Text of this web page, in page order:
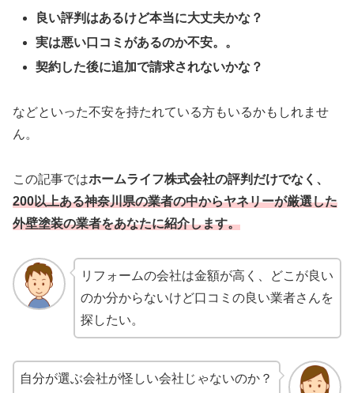
良い評判はあるけど本当に大丈夫かな？
実は悪い口コミがあるのか不安。。
契約した後に追加で請求されないかな？
などといった不安を持たれている方もいるかもしれませ
ん。
この記事ではホームライフ株式会社の評判だけでなく、
200以上ある神奈川県の業者の中からヤネリーが厳選した
外壁塗装の業者をあなたに紹介します。
リフォームの会社は金額が高く、どこが良い
のか分からないけど口コミの良い業者さんを
探したい。
自分が選ぶ会社が怪しい会社じゃないのか？